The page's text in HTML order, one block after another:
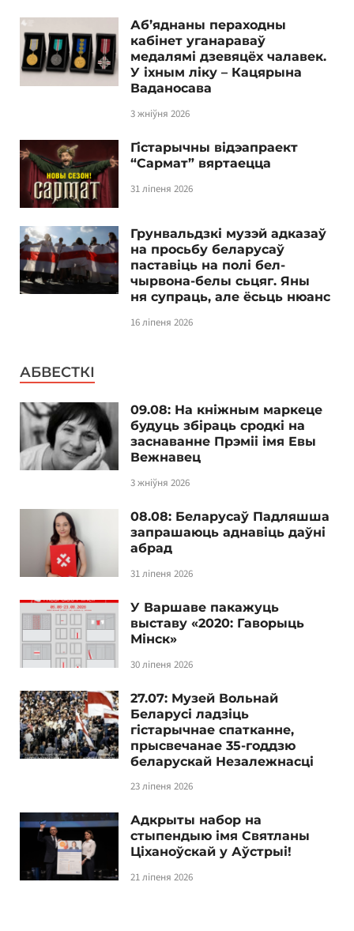
Аб’яднаны пераходны
кабінет уганараваў
медалямі дзевяцёх чалавек.
У іхным ліку – Кацярына
Ваданосава
3 жніўня 2026
Гістарычны відэапраект
“Сармат” вяртаецца
31 ліпеня 2026
Грунвальдзкі музэй адказаў
на просьбу беларусаў
паставіць на полі бел-
чырвона-белы сьцяг. Яны
ня супраць, але ёсьць нюанс
16 ліпеня 2026
АБВЕСТКІ
09.08: На кніжным маркеце
будуць збіраць сродкі на
заснаванне Прэміі імя Евы
Вежнавец
3 жніўня 2026
08.08: Беларусаў Падляшша
запрашаюць аднавіць даўні
абрад
31 ліпеня 2026
У Варшаве пакажуць
выставу «2020: Гаворыць
Мінск»
30 ліпеня 2026
27.07: Музей Вольнай
Беларусі ладзіць
гістарычнае спатканне,
прысвечанае 35-годдзю
беларускай Незалежнасці
23 ліпеня 2026
Адкрыты набор на
стыпендыю імя Святланы
Ціханоўскай у Аўстрыі!
21 ліпеня 2026